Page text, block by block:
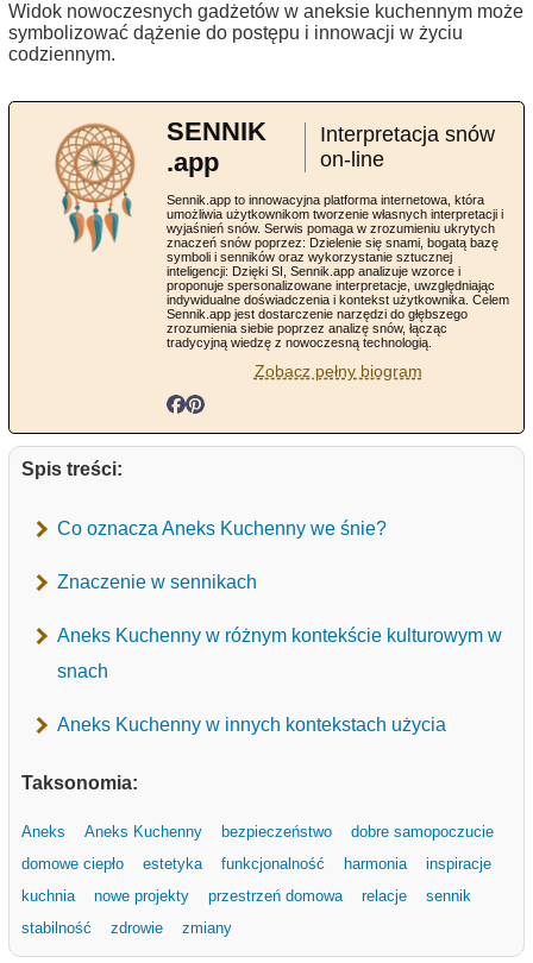
Widok nowoczesnych gadżetów w aneksie kuchennym może
symbolizować dążenie do postępu i innowacji w życiu
codziennym.
SENNIK
.app
Interpretacja snów
on-line
Sennik.app to innowacyjna platforma internetowa, która
umożliwia użytkownikom tworzenie własnych interpretacji i
wyjaśnień snów. Serwis pomaga w zrozumieniu ukrytych
znaczeń snów poprzez: Dzielenie się snami, bogatą bazę
symboli i senników oraz wykorzystanie sztucznej
inteligencji: Dzięki SI, Sennik.app analizuje wzorce i
proponuje spersonalizowane interpretacje, uwzględniając
indywidualne doświadczenia i kontekst użytkownika. Celem
Sennik.app jest dostarczenie narzędzi do głębszego
zrozumienia siebie poprzez analizę snów, łącząc
tradycyjną wiedzę z nowoczesną technologią.
Zobacz pełny biogram
Spis treści:
Co oznacza Aneks Kuchenny we śnie?
Znaczenie w sennikach
Aneks Kuchenny w różnym kontekście kulturowym w
snach
Aneks Kuchenny w innych kontekstach użycia
Taksonomia:
Aneks Aneks Kuchenny bezpieczeństwo
dobre samopoczucie
domowe ciepło
estetyka funkcjonalność harmonia
inspiracje
kuchnia
nowe projekty przestrzeń domowa relacje
sennik
stabilność
zdrowie zmiany